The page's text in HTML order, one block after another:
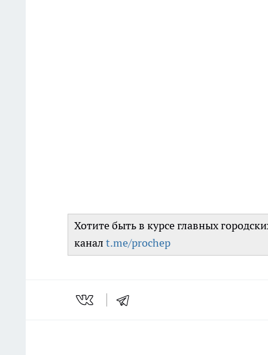
Хотите быть в курсе главных
канал t.me/prochep